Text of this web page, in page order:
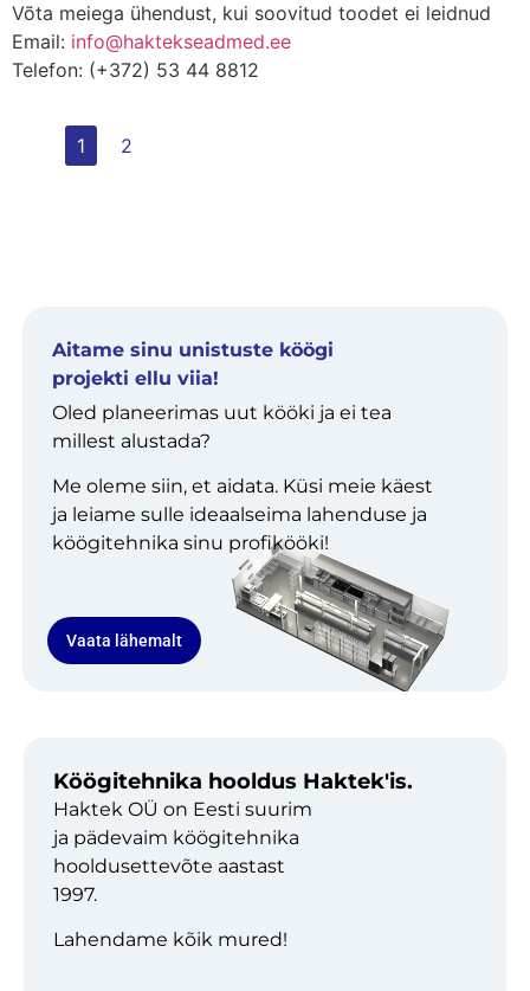
Võta meiega ühendust, kui soovitud toodet ei leidnud
Email: info@haktekseadmed.ee
Telefon: (+372) 53 44 8812
1 2
Aitame sinu unistuste köögi
projekti ellu viia!
Oled planeerimas uut kööki ja ei tea
millest alustada?
Me oleme siin, et aidata. Küsi meie käest
ja leiame sulle ideaalseima lahenduse ja
köögitehnika sinu profikööki!
Vaata lähemalt
Köögitehnika hooldus Haktek'is.
Haktek OÜ on Eesti suurim
ja pädevaim köögitehnika
hooldusettevõte aastast
1997.
Lahendame kõik mured!